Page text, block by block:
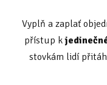
Vyplň a zaplať
přístup k
stovkám lidí